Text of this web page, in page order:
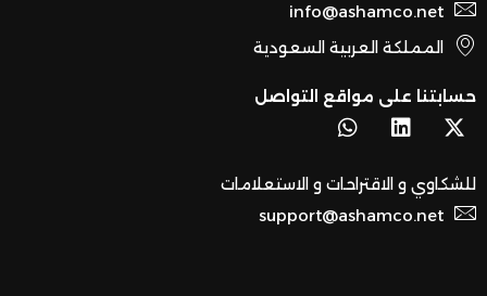
info@ashamco.net
المملكة العربية السعودية
حسابتنا على مواقع التواصل
X
-
w
i
t
L
i
k
e
d
W
h
t
a
للشكاوي و الاقتراحات و الاستعلامات
support@ashamco.net